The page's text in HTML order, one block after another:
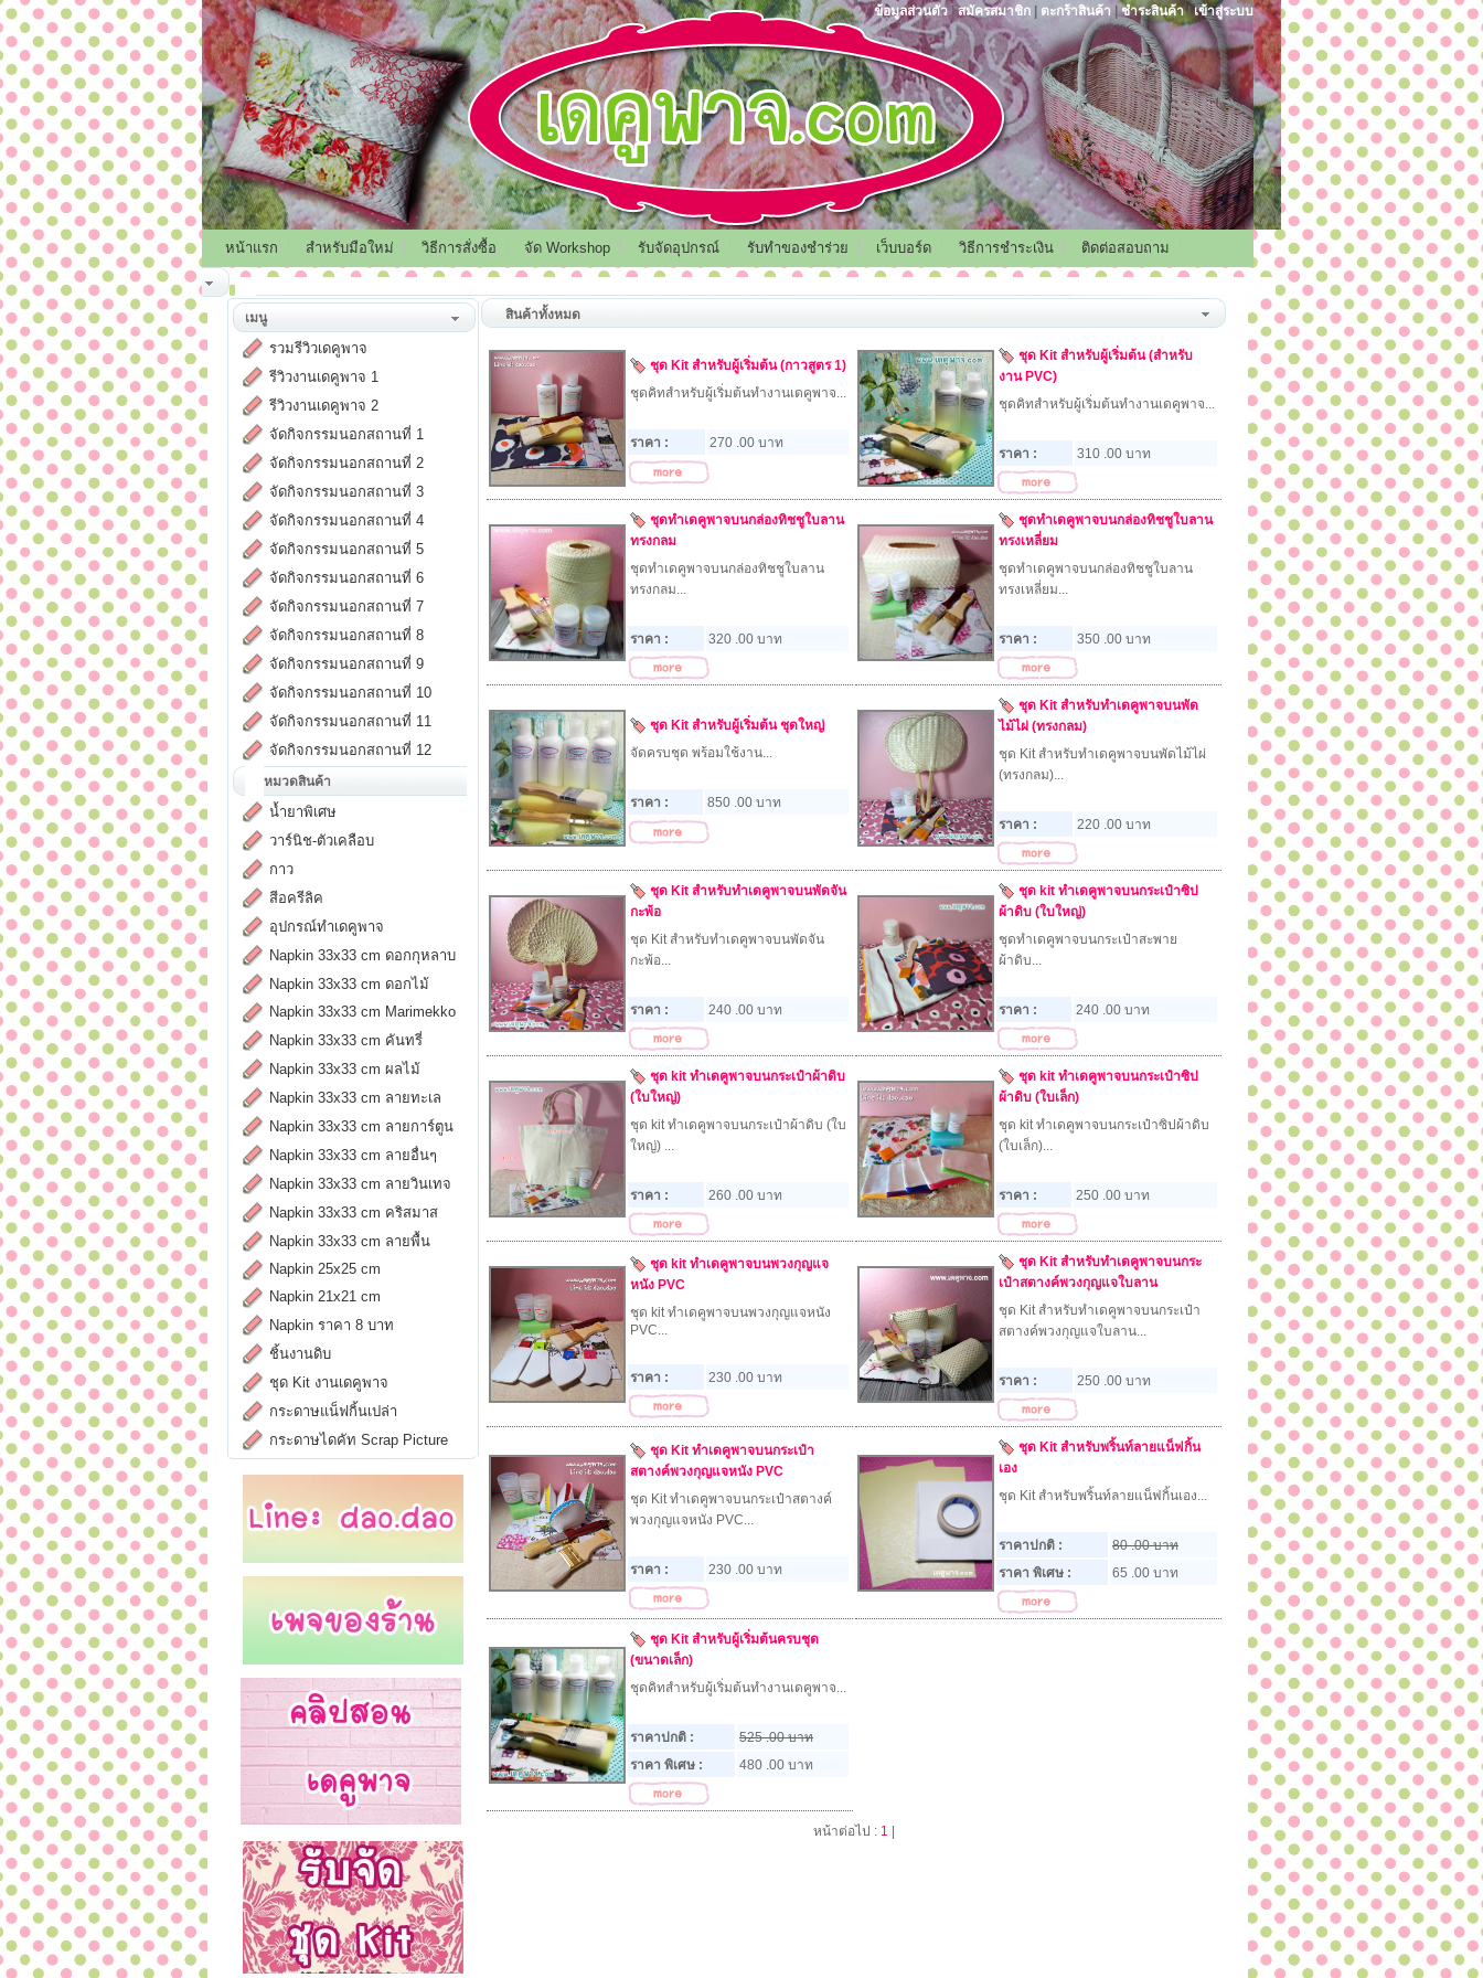
ข้อมูลส่วนตัว|สมัครสมาชิก ตะกร้าสินค้า |ชำระสินค้า|เข้าสู่ระบบ
หน้าแรก สำหรับมือใหม่ วิธีการสั่งซื้อ จัด Workshop รับจัดอุปกรณ์ รับทำของชำร่วย เว็บบอร์ด วิธีการชำระเงิน ติดต่อสอบถาม
เมนู
รวมรีวิวเดคูพาจ
รีวิวงานเดคูพาจ 1
รีวิวงานเดคูพาจ 2
จัดกิจกรรมนอกสถานที่ 1
จัดกิจกรรมนอกสถานที่ 2
จัดกิจกรรมนอกสถานที่ 3
จัดกิจกรรมนอกสถานที่ 4
จัดกิจกรรมนอกสถานที่ 5
จัดกิจกรรมนอกสถานที่ 6
จัดกิจกรรมนอกสถานที่ 7
จัดกิจกรรมนอกสถานที่ 8
จัดกิจกรรมนอกสถานที่ 9
จัดกิจกรรมนอกสถานที่ 10
จัดกิจกรรมนอกสถานที่ 11
จัดกิจกรรมนอกสถานที่ 12
หมวดสินค้า
น้ำยาพิเศษ
วาร์นิช-ตัวเคลือบ
กาว
สีอครีลิค
อุปกรณ์ทำเดคูพาจ
Napkin 33x33 cm ดอกกุหลาบ
Napkin 33x33 cm ดอกไม้
Napkin 33x33 cm Marimekko
Napkin 33x33 cm คันทรี่
Napkin 33x33 cm ผลไม้
Napkin 33x33 cm ลายทะเล
Napkin 33x33 cm ลายการ์ตูน
Napkin 33x33 cm ลายอื่นๆ
Napkin 33x33 cm ลายวินเทจ
Napkin 33x33 cm คริสมาส
Napkin 33x33 cm ลายพื้น
Napkin 25x25 cm
Napkin 21x21 cm
Napkin ราคา 8 บาท
ชิ้นงานดิบ
ชุด Kit งานเดคูพาจ
กระดาษแน็ฟกิ้นเปล่า
กระดาษไดคัท Scrap Picture
สินค้าทั้งหมด
ชุด Kit สำหรับผู้เริ่มต้น (กาวสูตร 1)
ชุดคิทสำหรับผู้เริ่มต้นทำงานเดคูพาจ...
ราคา : 270 .00 บาท
ชุด Kit สำหรับผู้เริ่มต้น (สำหรับ
งาน PVC)
ชุดคิทสำหรับผู้เริ่มต้นทำงานเดคูพาจ...
ราคา : 310 .00 บาท
ชุดทำเดคูพาจบนกล่องทิชชูใบลาน
ทรงกลม
ชุดทำเดคูพาจบนกล่องทิชชูใบลาน
ทรงกลม...
ราคา : 320 .00 บาท
ชุดทำเดคูพาจบนกล่องทิชชูใบลาน
ทรงเหลี่ยม
ชุดทำเดคูพาจบนกล่องทิชชูใบลาน
ทรงเหลี่ยม...
ราคา : 350 .00 บาท
ชุด Kit สำหรับผู้เริ่มต้น ชุดใหญ่
จัดครบชุด พร้อมใช้งาน...
ราคา : 850 .00 บาท
ชุด Kit สำหรับทำเดคูพาจบนพัด
ไม้ไผ่ (ทรงกลม)
ชุด Kit สำหรับทำเดคูพาจบนพัดไม้ไผ่
(ทรงกลม)...
ราคา : 220 .00 บาท
ชุด Kit สำหรับทำเดคูพาจบนพัดจัน
กะพ้อ
ชุด Kit สำหรับทำเดคูพาจบนพัดจัน
กะพ้อ...
ราคา : 240 .00 บาท
ชุด kit ทำเดคูพาจบนกระเป๋าซิป
ผ้าดิบ (ใบใหญ่)
ชุดทำเดคูพาจบนกระเป๋าสะพาย
ผ้าดิบ...
ราคา : 240 .00 บาท
ชุด kit ทำเดคูพาจบนกระเป๋าผ้าดิบ
(ใบใหญ่)
ชุด kit ทำเดคูพาจบนกระเป๋าผ้าดิบ (ใบ
ใหญ่) ...
ราคา : 260 .00 บาท
ชุด kit ทำเดคูพาจบนกระเป๋าซิป
ผ้าดิบ (ใบเล็ก)
ชุด kit ทำเดคูพาจบนกระเป๋าซิปผ้าดิบ
(ใบเล็ก)...
ราคา : 250 .00 บาท
ชุด kit ทำเดคูพาจบนพวงกุญแจ
หนัง PVC
ชุด kit ทำเดคูพาจบนพวงกุญแจหนัง
PVC...
ราคา : 230 .00 บาท
ชุด Kit สำหรับทำเดคูพาจบนกระ
เป๋าสตางค์พวงกุญแจใบลาน
ชุด Kit สำหรับทำเดคูพาจบนกระเป๋า
สตางค์พวงกุญแจใบลาน...
ราคา : 250 .00 บาท
ชุด Kit ทำเดคูพาจบนกระเป๋า
สตางค์พวงกุญแจหนัง PVC
ชุด Kit ทำเดคูพาจบนกระเป๋าสตางค์
พวงกุญแจหนัง PVC...
ราคา : 230 .00 บาท
ชุด Kit สำหรับพริ้นท์ลายแน็ฟกิ้น
เอง
ชุด Kit สำหรับพริ้นท์ลายแน็ฟกิ้นเอง...
ราคาปกติ :
80 .00 บาท
ราคา พิเศษ :
65 .00 บาท
ชุด Kit สำหรับผู้เริ่มต้นครบชุด
(ขนาดเล็ก)
ชุดคิทสำหรับผู้เริ่มต้นทำงานเดคูพาจ...
ราคาปกติ :
525 .00 บาท
ราคา พิเศษ :
480 .00 บาท
หน้าต่อไป : 1